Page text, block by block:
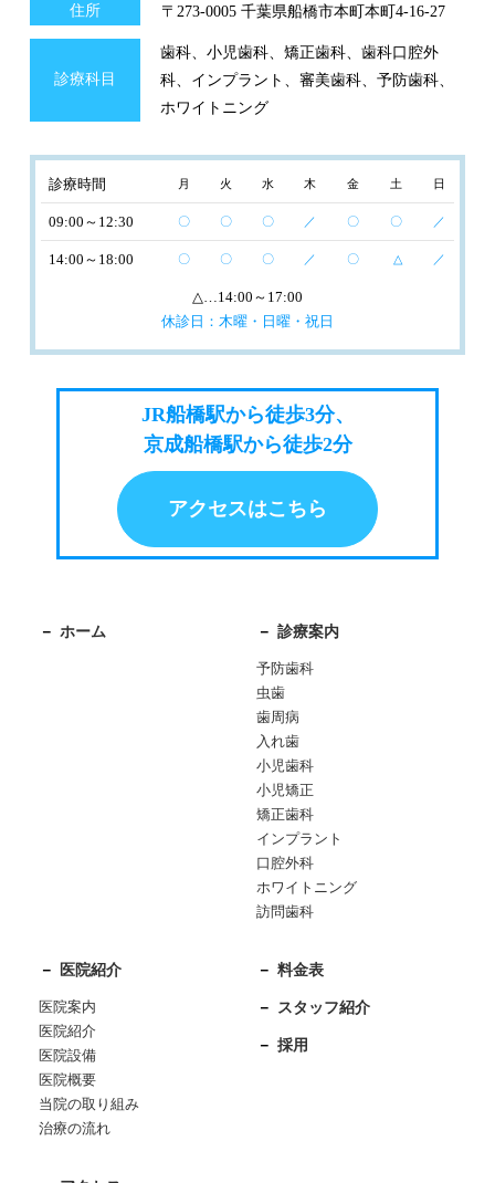
住所 〒273-0005 千葉県船橋市本町本町4-16-27
診療科目
歯科、小児歯科、矯正歯科、歯科口腔外
科、インプラント、審美歯科、予防歯科、
ホワイトニング
診療時間 月 火 水 木 金 土 日
09:00～12:30 〇 〇 〇 ／ 〇 〇 ／
14:00～18:00 〇 〇 〇 ／ 〇 △ ／
△ …14:00～17:00
休診日：木曜・日曜・祝日
JR船橋駅から徒歩3分、
京成船橋駅から徒歩2分
アクセスはこちら
ホーム 診療案内
予防歯科
虫歯
歯周病
入れ歯
小児歯科
小児矯正
矯正歯科
インプラント
口腔外科
ホワイトニング
訪問歯科
医院紹介
医院案内
医院紹介
医院設備
医院概要
当院の取り組み
治療の流れ
料金表
スタッフ紹介
採用